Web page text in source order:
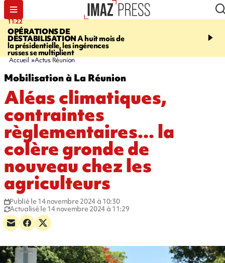
11:22
OPÉRATIONS DE
DÉSTABILISATIONA huit mois de
la présidentielle, les ingérences
russes se multiplient
14:51
Rivière triple champion
Accueil Actus Réunion
Mobilisation à La Réunion
Aléas climatiques,
contraintes
règlementaires... la
colère gronde de
nouveau chez les
agriculteurs
Publié le 14 novembre 2024 à 10:30
Actualisé le 14 novembre 2024 à 11:29